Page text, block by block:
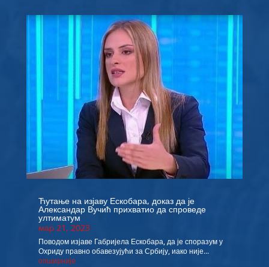
Ћутање на изјаву Ескобара, доказ да је
Александар Вучић прихватио да спроведе
ултиматум
мар 21, 2023
Поводом изјаве Габријела Ескобара, да је споразум у
Охриду правно обавезујући за Србију, иако није...
опширније